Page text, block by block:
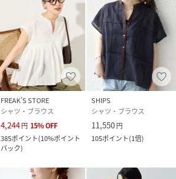
FREAK’S STORE
シャツ・ブラウス
4,244円 15%OFF
385ポイント(10%ポイント
バック)
SHIPS
シャツ・ブラウス
11,550円
105ポイント(1倍)